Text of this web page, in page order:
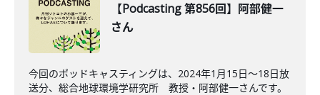
【Podcasting 第856回】阿部健一
さん
今回のポッドキャスティングは、2024年1月15日〜18日放
送分、総合地球環境学研究所 教授・阿部健一さんです。